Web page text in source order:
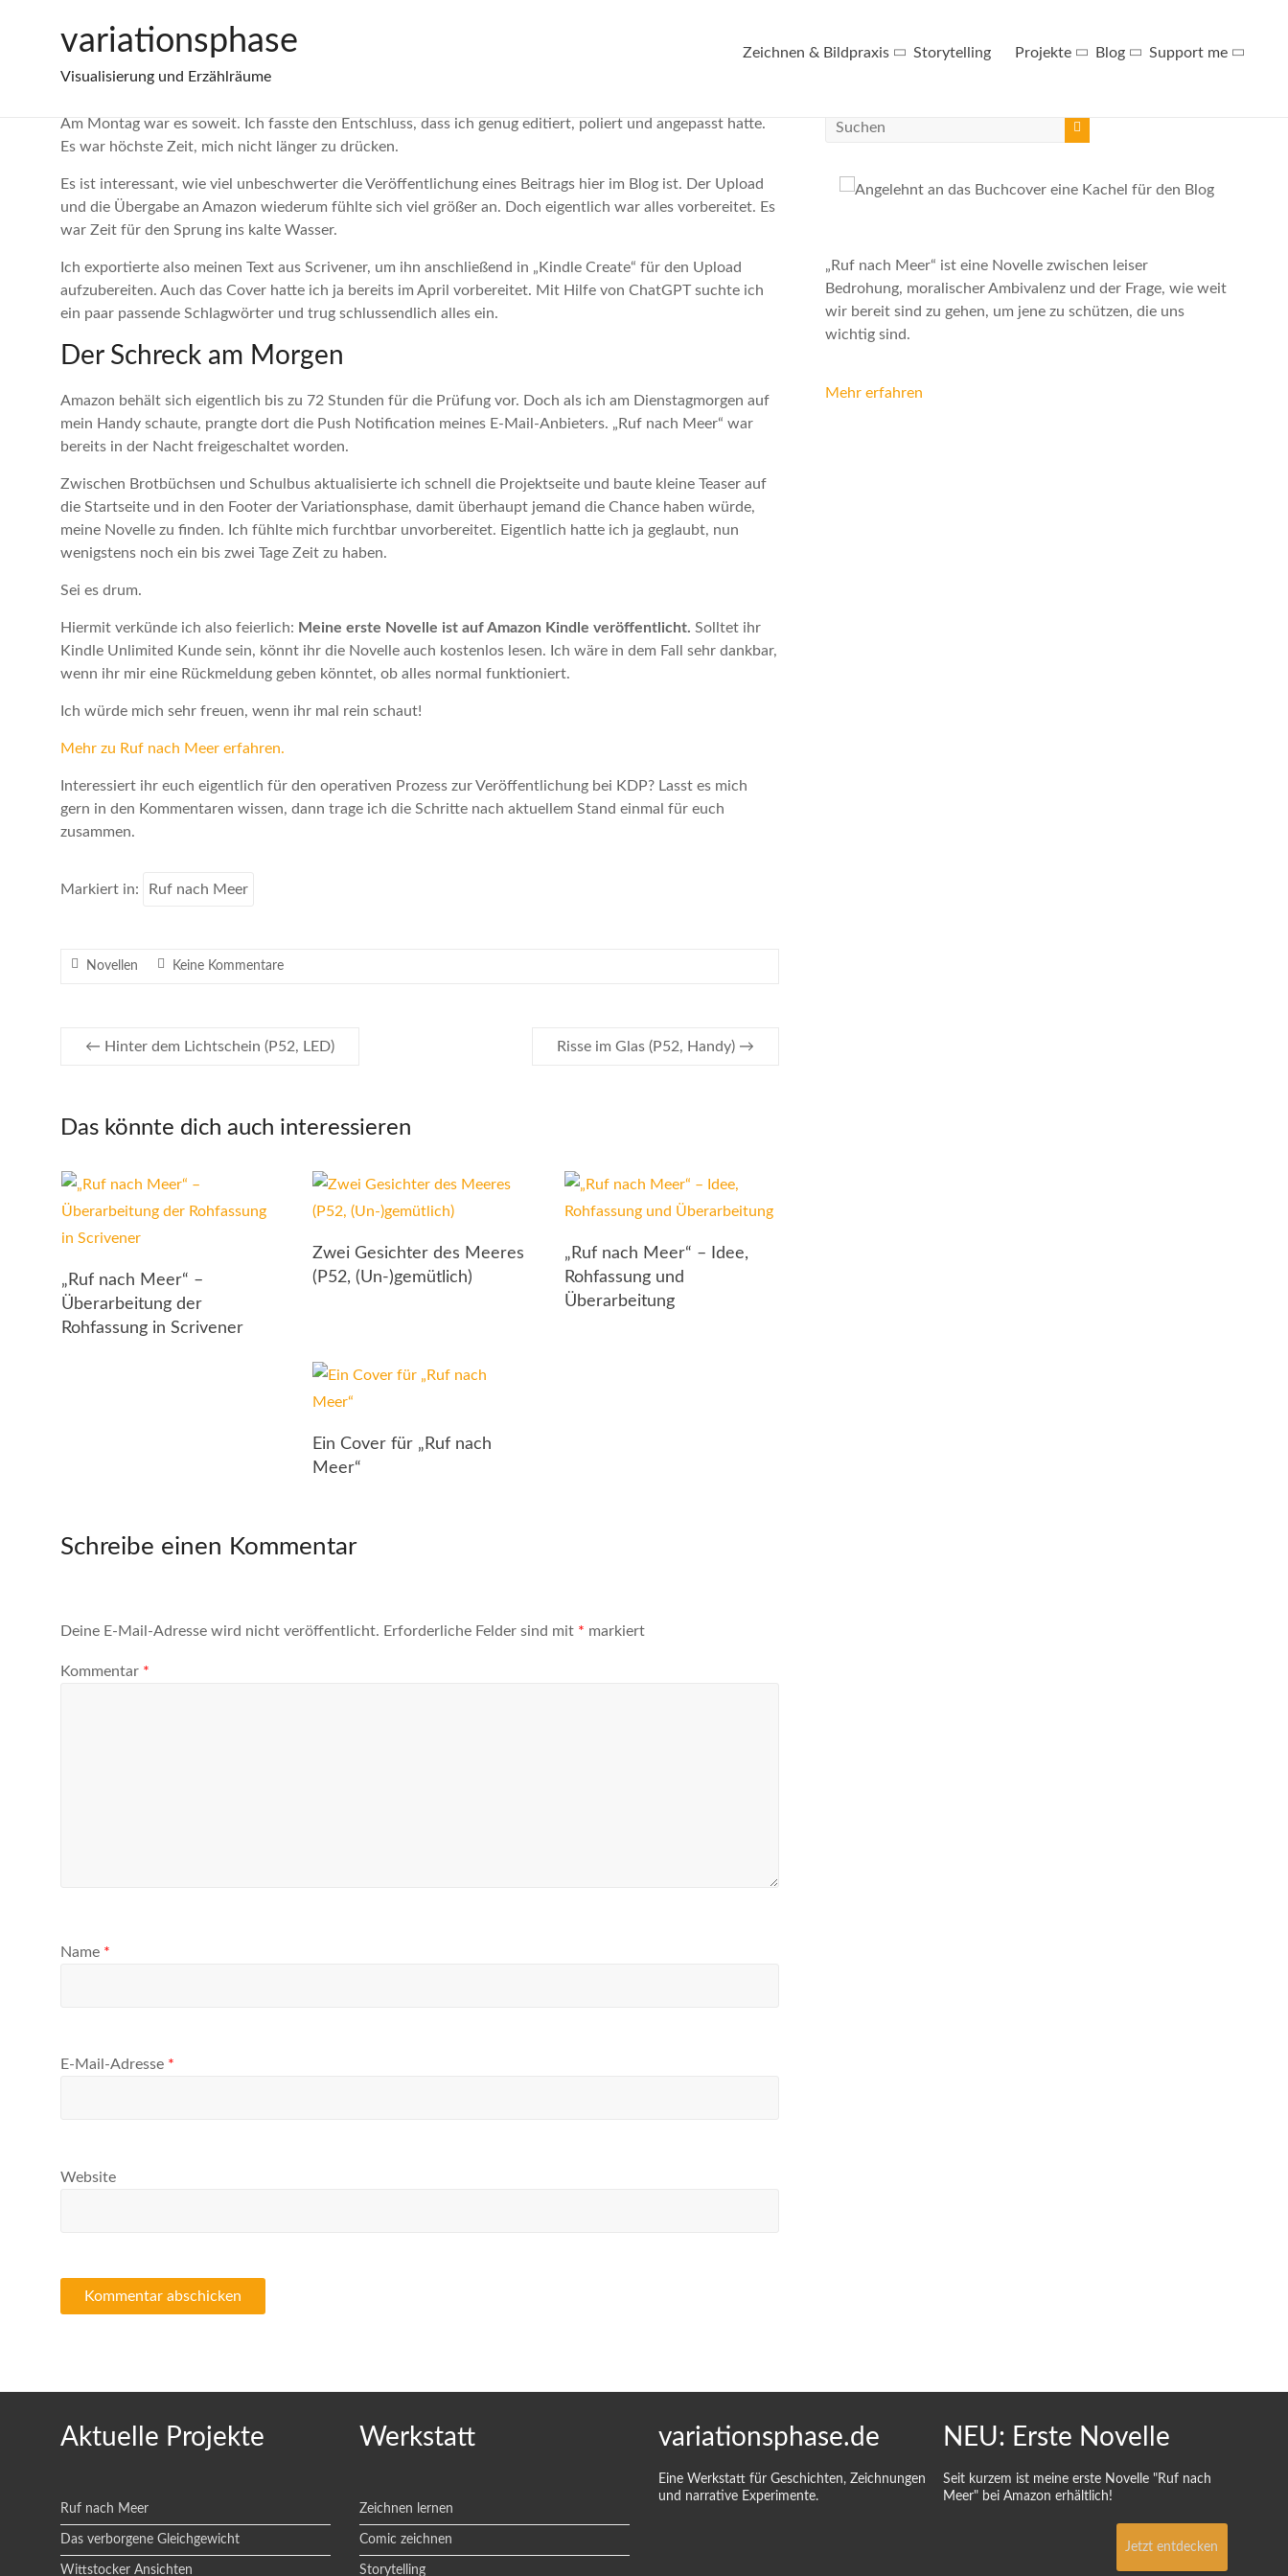
variationsphase
Visualisierung und Erzählräume
Zeichnen & Bildpraxis Storytelling Projekte Blog Support me
Ruf nach Meer: Meine erste Novelle für den Amazon Kindle
Am Montag war es soweit. Ich fasste den Entschluss, dass ich genug editiert, poliert und angepasst hatte.
Es war höchste Zeit, mich nicht länger zu drücken.
Es ist interessant, wie viel unbeschwerter die Veröffentlichung eines Beitrags hier im Blog ist. Der Upload
und die Übergabe an Amazon wiederum fühlte sich viel größer an. Doch eigentlich war alles vorbereitet. Es
war Zeit für den Sprung ins kalte Wasser.
Ich exportierte also meinen Text aus Scrivener, um ihn anschließend in „Kindle Create“ für den Upload
aufzubereiten. Auch das Cover hatte ich ja bereits im April vorbereitet. Mit Hilfe von ChatGPT suchte ich
ein paar passende Schlagwörter und trug schlussendlich alles ein.
Der Schreck am Morgen
Amazon behält sich eigentlich bis zu 72 Stunden für die Prüfung vor. Doch als ich am Dienstagmorgen auf
mein Handy schaute, prangte dort die Push Notification meines E-Mail-Anbieters. „Ruf nach Meer“ war
bereits in der Nacht freigeschaltet worden.
Zwischen Brotbüchsen und Schulbus aktualisierte ich schnell die Projektseite und baute kleine Teaser auf
die Startseite und in den Footer der Variationsphase, damit überhaupt jemand die Chance haben würde,
meine Novelle zu finden. Ich fühlte mich furchtbar unvorbereitet. Eigentlich hatte ich ja geglaubt, nun
wenigstens noch ein bis zwei Tage Zeit zu haben.
Sei es drum.
Hiermit verkünde ich also feierlich: Meine erste Novelle ist auf Amazon Kindle veröffentlicht. Solltet ihr
Kindle Unlimited Kunde sein, könnt ihr die Novelle auch kostenlos lesen. Ich wäre in dem Fall sehr dankbar,
wenn ihr mir eine Rückmeldung geben könntet, ob alles normal funktioniert.
Ich würde mich sehr freuen, wenn ihr mal rein schaut!
Mehr zu Ruf nach Meer erfahren.
Interessiert ihr euch eigentlich für den operativen Prozess zur Veröffentlichung bei KDP? Lasst es mich
gern in den Kommentaren wissen, dann trage ich die Schritte nach aktuellem Stand einmal für euch
zusammen.
Markiert in: Ruf nach Meer
Novellen Keine Kommentare
← Hinter dem Lichtschein (P52, LED) Risse im Glas (P52, Handy) →
Das könnte dich auch interessieren
„Ruf nach Meer“ –
Überarbeitung der
Rohfassung in Scrivener
Zwei Gesichter des Meeres
(P52, (Un-)gemütlich)
„Ruf nach Meer“ – Idee,
Rohfassung und
Überarbeitung
Ein Cover für „Ruf nach
Meer“
Schreibe einen Kommentar
Deine E-Mail-Adresse wird nicht veröffentlicht. Erforderliche Felder sind mit * markiert
Kommentar *
Name *
E-Mail-Adresse *
Website
„Ruf nach Meer“ ist eine Novelle zwischen leiser
Bedrohung, moralischer Ambivalenz und der Frage, wie weit
wir bereit sind zu gehen, um jene zu schützen, die uns
wichtig sind.
Mehr erfahren
Aktuelle Projekte
Ruf nach Meer
Das verborgene Gleichgewicht
Wittstocker Ansichten
Werkstatt
Zeichnen lernen
Comic zeichnen
Storytelling
variationsphase.de
Eine Werkstatt für Geschichten, Zeichnungen
und narrative Experimente.
NEU: Erste Novelle
Seit kurzem ist meine erste Novelle "Ruf nach
Meer" bei Amazon erhältlich!
Jetzt entdecken